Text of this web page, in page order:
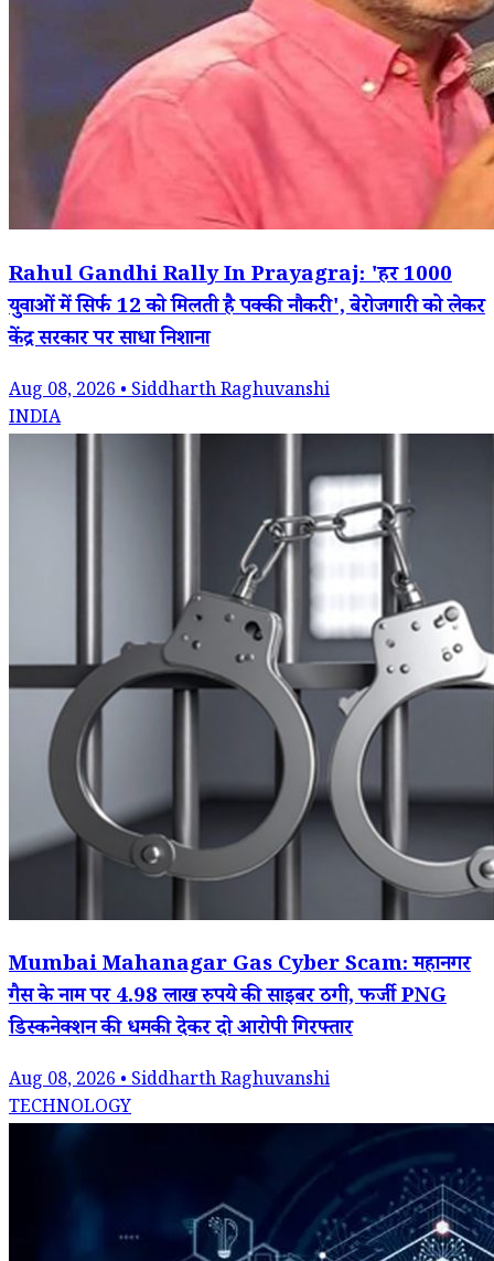
Rahul Gandhi Rally In Prayagraj: 'हर 1000
युवाओं में सिर्फ 12 को मिलती है पक्की नौकरी', बेरोजगारी को लेकर
केंद्र सरकार पर साधा निशाना
Aug 08, 2026 • Siddharth Raghuvanshi
INDIA
Mumbai Mahanagar Gas Cyber Scam: महानगर
गैस के नाम पर 4.98 लाख रुपये की साइबर ठगी, फर्जी PNG
डिस्कनेक्शन की धमकी देकर दो आरोपी गिरफ्तार
Aug 08, 2026 • Siddharth Raghuvanshi
TECHNOLOGY